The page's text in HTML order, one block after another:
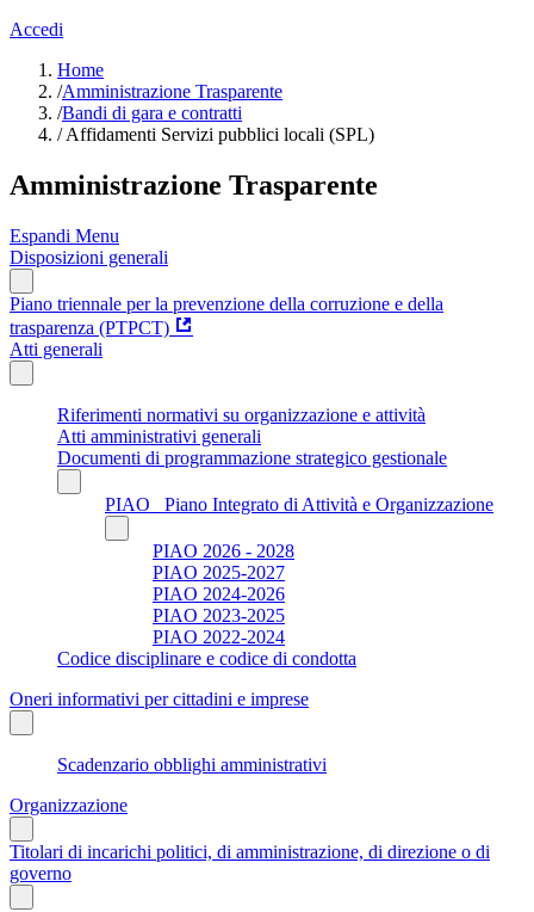
Accedi
Home
/Amministrazione Trasparente
/Bandi di gara e contratti
/Affidamenti Servizi pubblici locali (SPL)
Amministrazione Trasparente
Espandi Menu
Disposizioni generali
Piano triennale per la prevenzione della corruzione e della
trasparenza (PTPCT)
Atti generali
Riferimenti normativi su organizzazione e attività
Atti amministrativi generali
Documenti di programmazione strategico gestionale
PIAO_ Piano Integrato di Attività e Organizzazione
PIAO 2026 - 2028
PIAO 2025-2027
PIAO 2024-2026
PIAO 2023-2025
PIAO 2022-2024
Codice disciplinare e codice di condotta
Oneri informativi per cittadini e imprese
Scadenzario obblighi amministrativi
Organizzazione
Titolari di incarichi politici, di amministrazione, di direzione o di
governo